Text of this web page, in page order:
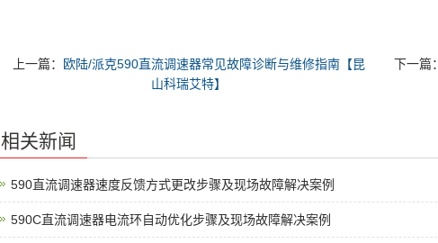
上一篇：
欧陆/派克590直流调速器常见故障诊断与维修指南【昆
山科瑞艾特】
下一篇：
相关新闻
590直流调速器速度反馈方式更改步骤及现场故障解决案例
590C直流调速器电流环自动优化步骤及现场故障解决案例